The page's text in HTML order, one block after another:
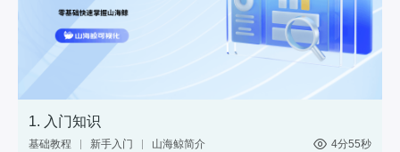
1. 入门知识
基础教程 新手入门 山海鲸简介 4分55秒